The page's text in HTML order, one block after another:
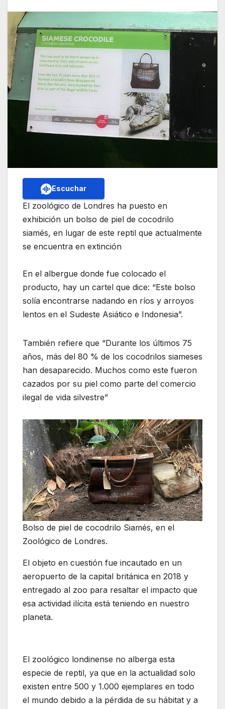
Escuchar
El zoológico de Londres ha puesto en
exhibición un bolso de piel de cocodrilo
siamés, en lugar de este reptil que actualmente
se encuentra en extinción
En el albergue donde fue colocado el
producto, hay un cartel que dice: “Este bolso
solía encontrarse nadando en ríos y arroyos
lentos en el Sudeste Asiático e Indonesia”.
También refiere que “Durante los últimos 75
años, más del 80 % de los cocodrilos siameses
han desaparecido. Muchos como este fueron
cazados por su piel como parte del comercio
ilegal de vida silvestre”
Bolso de piel de cocodrilo Siamés, en el
Zoológico de Londres.
El objeto en cuestión fue incautado en un
aeropuerto de la capital británica en 2018 y
entregado al zoo para resaltar el impacto que
esa actividad ilícita está teniendo en nuestro
planeta.
El zoológico londinense no alberga esta
especie de reptil, ya que en la actualidad solo
existen entre 500 y 1.000 ejemplares en todo
el mundo debido a la pérdida de su hábitat y a